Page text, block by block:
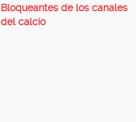
Bloqueantes de los canales
del calcio